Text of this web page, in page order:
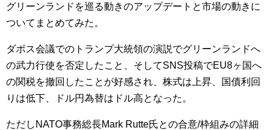
グリーンランドを巡る動きのアップデートと市場の動きに
ついてまとめてみた。
ダボス会議でのトランプ大統領の演説でグリーンランドへ
の武力行使を否定したこと、そしてSNS投稿でEU8ヶ国へ
の関税を撤回したことが好感され、株式は上昇、国債利回
りは低下、ドル円為替はドル高となった。
ただしNATO事務総長Mark Rutte氏との合意/枠組みの詳細